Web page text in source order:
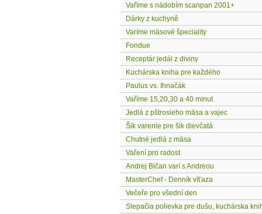
Vaříme s nádobím scanpan 2001+
Dárky z kuchyně
Varíme mäsové špeciality
Fondue
Receptár jedál z diviny
Kuchárska kniha pre každého
Paulus vs. Ihnačák
Vaříme 15,20,30 a 40 minut
Jedlá z pštrosieho mäsa a vajec
Šik varenie pre šik dievčatá
Chutné jedlá z mäsa
Vaření pro radost
Andrej Bičan varí s Andreou
MasterChef - Denník víťaza
Večeře pro všední den
Slepačia polievka pre dušu, kuchárska